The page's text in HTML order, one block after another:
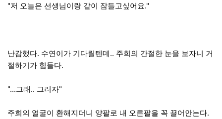
"저 오늘은 선생님이랑 같이 잠들고싶어요."
난감했다. 수연이가 기다릴텐데.. 주희의 간절한 눈을 보자니 거
절하기가 힘들다.
"...그래.. 그러자"
주희의 얼굴이 환해지더니 양팔로 내 오른팔을 꼭 끌어안는다.